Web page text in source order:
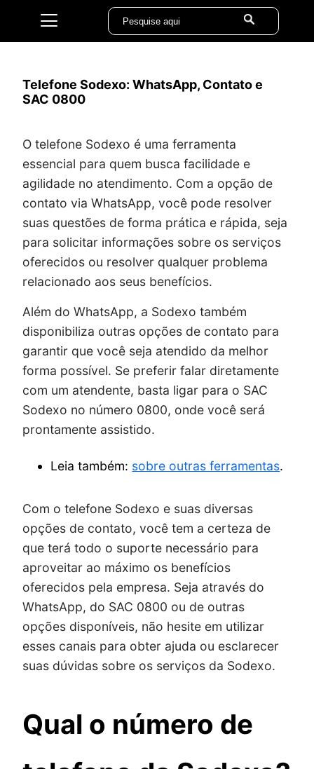
Telefone Sodexo: WhatsApp, Contato e
SAC 0800
O telefone Sodexo é uma ferramenta
essencial para quem busca facilidade e
agilidade no atendimento. Com a opção de
contato via WhatsApp, você pode resolver
suas questões de forma prática e rápida, seja
para solicitar informações sobre os serviços
oferecidos ou resolver qualquer problema
relacionado aos seus benefícios.
Além do WhatsApp, a Sodexo também
disponibiliza outras opções de contato para
garantir que você seja atendido da melhor
forma possível. Se preferir falar diretamente
com um atendente, basta ligar para o SAC
Sodexo no número 0800, onde você será
prontamente assistido.
Leia também: sobre outras ferramentas.
Com o telefone Sodexo e suas diversas
opções de contato, você tem a certeza de
que terá todo o suporte necessário para
aproveitar ao máximo os benefícios
oferecidos pela empresa. Seja através do
WhatsApp, do SAC 0800 ou de outras
opções disponíveis, não hesite em utilizar
esses canais para obter ajuda ou esclarecer
suas dúvidas sobre os serviços da Sodexo.
Qual o número de